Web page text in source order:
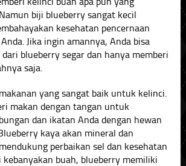
biji blueberry sangat kecil
kesehatan pencernaan
Jika ingin amannya, Anda bisa
blueberry segar dan hanya memberi
saja.
yang sangat baik untuk kelinci.
makan dengan tangan untuk
dan ikatan Anda dengan hewan
kaya akan mineral dan
perbaikan sel dan kesehatan
kebanyakan buah, blueberry memiliki